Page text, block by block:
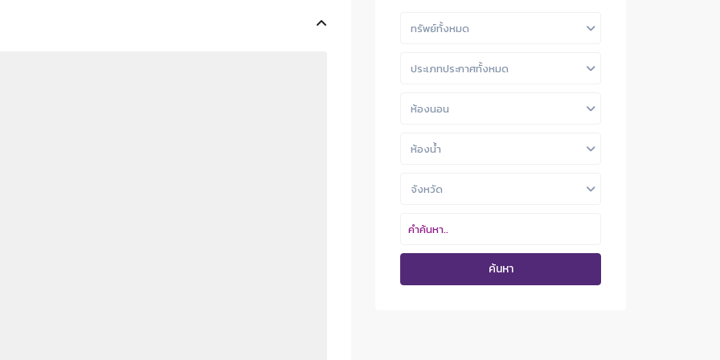
ทรัพย์ทั้งหมด
ประเภทประกาศทั้งหมด
ห้องนอน
ห้องน้ำ
จังหวัด
ค้นหา